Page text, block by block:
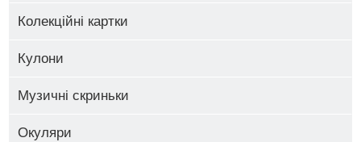
Колекційні картки
Кулони
Музичні скриньки
Окуляри